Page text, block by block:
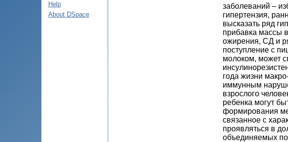
Help
About DSpace
заболеваний –
гипертензия,
высказать ряд
прибавка массы
ожирения, СД и
поступление с
молоком, может
года жизни
иммунным
взрослого
ребенка могут
формирования
связанное с
проявляться в
объединяемых